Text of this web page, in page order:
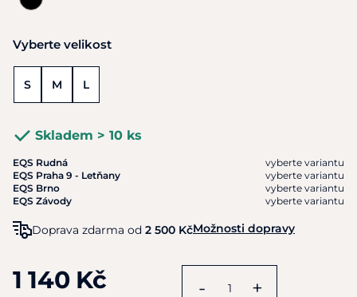
Vyberte velikost
S M L
Skladem > 10 ks
EQS Rudná
vyberte variantu
EQS Praha 9 - Letňany
vyberte variantu
EQS Brno
vyberte variantu
EQS Závody
vyberte variantu
Doprava zdarma od 2 500 KčMožnosti dopravy
1 140 Kč - +